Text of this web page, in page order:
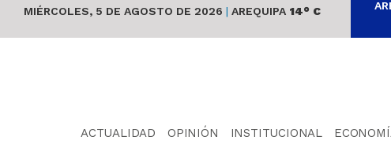
MIÉRCOLES, 5 DE AGOSTO DE 2026 | AREQUIPA 14° C
ACTUALIDAD OPINIÓN INSTITUCIONAL